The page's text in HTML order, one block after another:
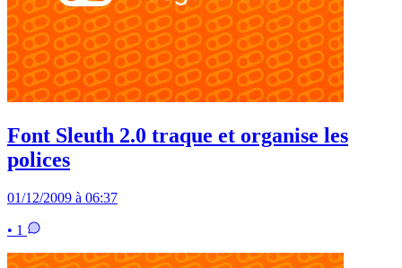
Font Sleuth 2.0 traque et organise les
polices
01/12/2009 à 06:37
• 1